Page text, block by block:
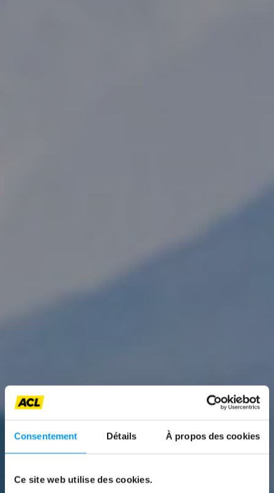
Consentement Détails À propos des cookies
Ce site web utilise des cookies.